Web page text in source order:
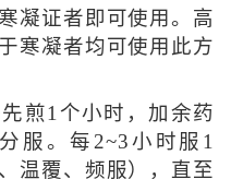
证者即可使用。高
寒凝者均可使用此方
1个小时，加余药
服。每2~3小时服1
温覆、频服），直至